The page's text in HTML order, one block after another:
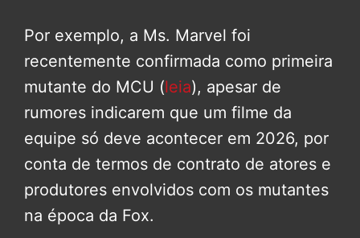
Por exemplo, a Ms. Marvel foi
recentemente confirmada como primeira
mutante do MCU (leia), apesar de
rumores indicarem que um filme da
equipe só deve acontecer em 2026, por
conta de termos de contrato de atores e
produtores envolvidos com os mutantes
na época da Fox.